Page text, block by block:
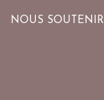
NOUS SOUTENIR